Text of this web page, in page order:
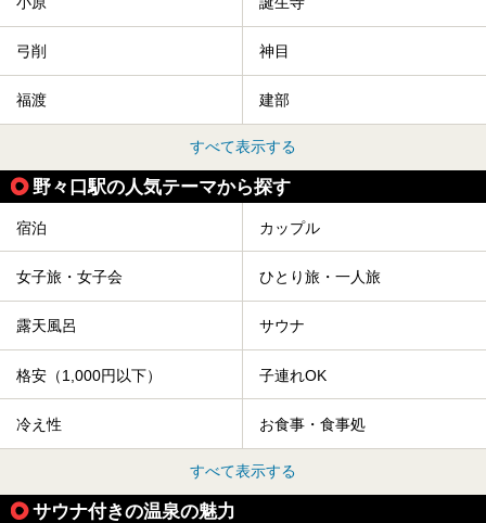
弓削 神目
福渡 建部
すべて表示する
野々口駅の人気テーマから探す
宿泊 カップル
女子旅・女子会 ひとり旅・一人旅
露天風呂 サウナ
格安（1,000円以下） 子連れOK
冷え性 お食事・食事処
すべて表示する
サウナ付きの温泉の魅力